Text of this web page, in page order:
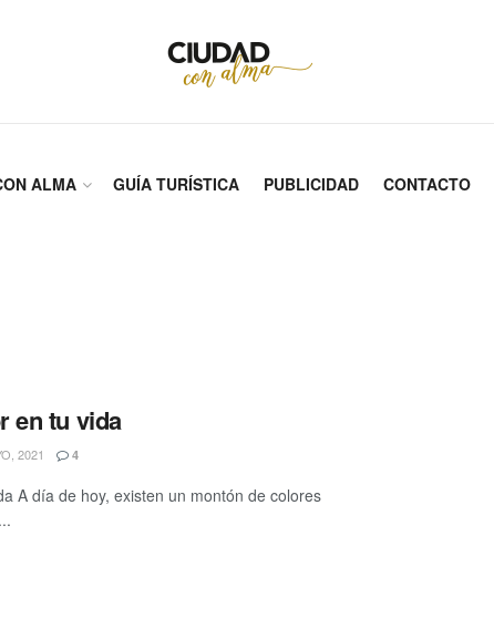
ALMA GUÍA TURÍSTICA PUBLICIDAD CONTACTO
en tu vida
2021 4
A día de hoy, existen un montón de colores